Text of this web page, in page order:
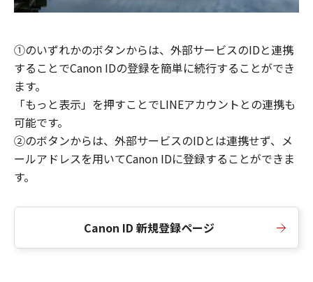
①のいずれかのボタンからは、外部サービスのIDと連携
することでCanon IDの登録を簡単に続行することができ
ます。
「もっと表示」を押すことでLINEアカウントとの連携も
可能です。
②のボタンからは、外部サービスのIDとは連携せず、メ
ールアドレスを用いてCanon IDに登録することができま
す。
Canon ID 新規登録ページ